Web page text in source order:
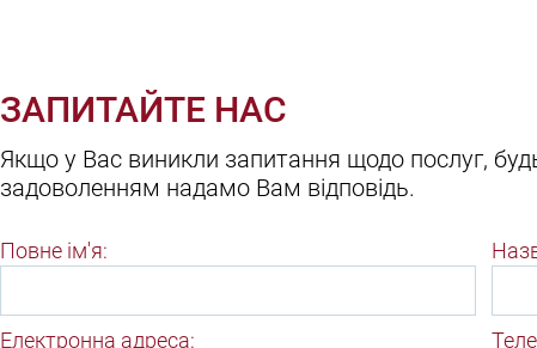
ЗАПИТАЙТЕ НАС
Якщо у Вас виникли запитання щодо послуг,
задоволенням надамо Вам відповідь.
Повне ім'я:
Електронна адреса: